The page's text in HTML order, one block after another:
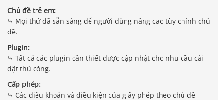
Chủ đề trẻ em:
⤷ Mọi thứ đã sẵn sàng để người dùng nâng cao tùy chỉnh chủ
đề.
Plugin:
⤷ Tất cả các plugin cần thiết được cập nhật cho nhu cầu cài
đặt thủ công.
Cấp phép:
⤷ Các điều khoản và điều kiện của giấy phép theo chủ đề